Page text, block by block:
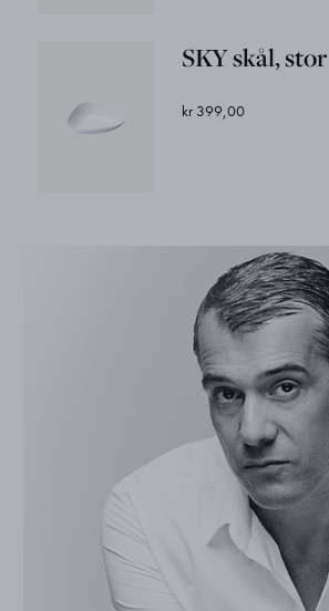
SKY skål, stor
kr 399,00